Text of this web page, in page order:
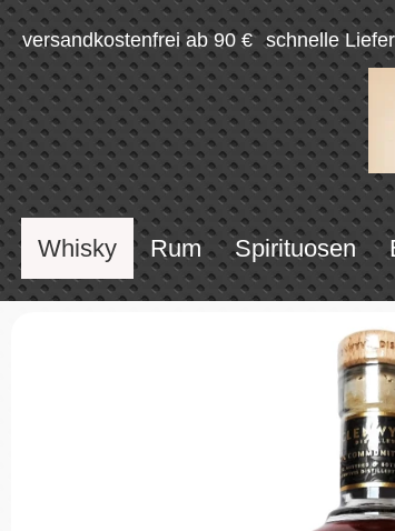
versandkostenfrei ab 90 € schnelle
Whisky Rum Spirituosen